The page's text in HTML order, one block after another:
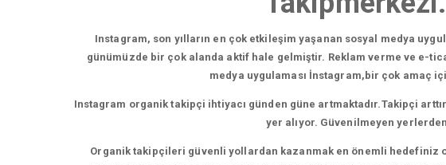
Instagram, son yılların en çok etkileşim yaşanan sosyal medya
günümüzde bir çok alanda aktif hale gelmiştir. Reklam verme ve e-
medya uygulaması İnstagram,bir çok amaç
Instagram organik takipçi ihtiyacı günden güne artmaktadır.Takipçi
yer alıyor. Güvenilmeyen
Organik takipçileri güvenli yollardan kazanmak en önemli hedefiniz